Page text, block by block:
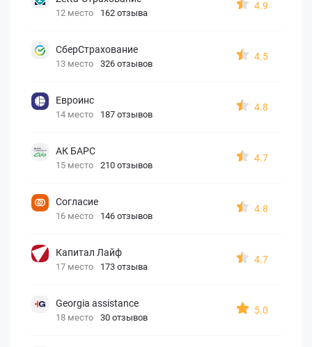
12 место 162 отзыва
4.9
СберСтрахование
13 место 326 отзывов
4.5
Евроинс
14 место 187 отзывов
4.8
АК БАРС
15 место 210 отзывов
4.7
Согласие
16 место 146 отзывов
4.8
Капитал Лайф
17 место 173 отзыва
4.7
Georgia assistance
18 место 30 отзывов
5.0